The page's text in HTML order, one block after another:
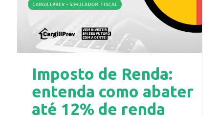
Imposto de Renda:
entenda como abater
até 12% de renda